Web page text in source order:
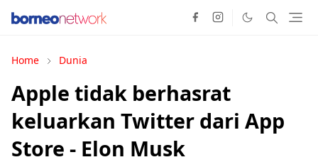
Home Dunia
Apple tidak berhasrat
keluarkan Twitter dari App
Store - Elon Musk